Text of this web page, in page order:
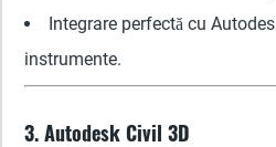
Integrare perfectă cu
instrumente.
3. Autodesk Civil 3D